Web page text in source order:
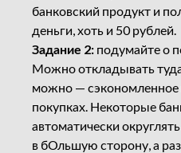
банковский продукт и
деньги, хоть и 50 рублей.
Задание 2: подумайте о
Можно откладывать
можно — сэкономленное
покупках. Некоторые
автоматически
в бОльшую сторону, а